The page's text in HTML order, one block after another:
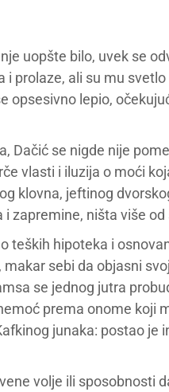
uopšte bilo, uvek se
prolaze, ali su mu
opsesivno lepio,
Dačić se nigde nije
vlasti i iluzija o moći
klovna, jeftinog
zapremine, ništa više
teških hipoteka i
sebi da objasni
se jednog jutra
prema onome koji
junaka: postao je
volje ili sposobnosti